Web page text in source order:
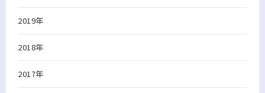
2019年
2018年
2017年